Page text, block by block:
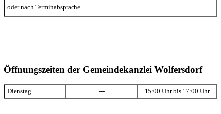
oder nach Terminabsprache
Öffnungszeiten der Gemeindekanzlei Wolfersdorf
Dienstag --- 15:00 Uhr bis 17:00 Uhr